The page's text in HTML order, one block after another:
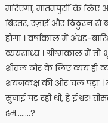
मरिएगा, मातमपुर्सी के लिए
बिस्तर, रज़ाई और ठिठुरन
होगा । वर्षाकाल में अंधड़-
व्ययसाध्य । ग्रीष्मकाल में
शीतल ठौर के लिए व्यय ही
शयनकक्ष की ओर चल पड़ा ।
सुनाई पड़ रही थी, हे ईश्वर!
हम……..?